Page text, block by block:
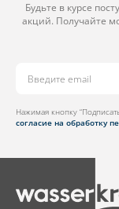
Будьте в курсе
акций. Получайте
Нажимая кнопку
согласие на обработку